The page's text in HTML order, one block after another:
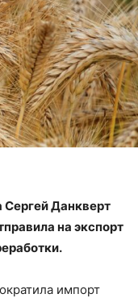
Сергей Данкверт
на экспорт
импорт